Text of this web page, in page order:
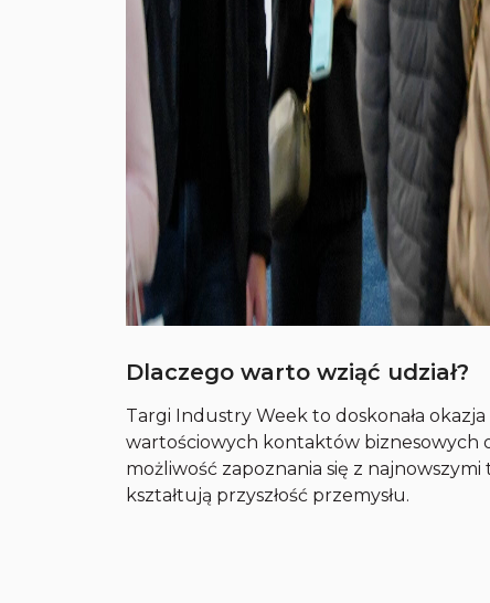
Dlaczego warto wziąć udział?
Targi Industry Week to doskonała
wartościowych kontaktów biznesowych
możliwość zapoznania się z
kształtują przyszłość przemysłu.